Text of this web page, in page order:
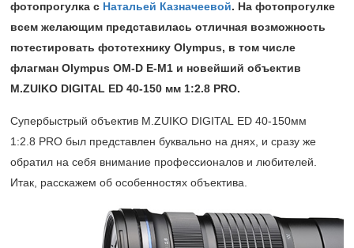
фотопрогулка с Натальей Казначеевой. На фотопрогулке
всем желающим представилась отличная возможность
потестировать фототехнику Olympus, в том числе
флагман Olympus OM-D E-M1 и новейший объектив
M.ZUIKO DIGITAL ED 40-150 мм 1:2.8 PRO.
Супербыстрый объектив M.ZUIKO DIGITAL ED 40-150мм
1:2.8 PRO был представлен буквально на днях, и сразу же
обратил на себя внимание профессионалов и любителей.
Итак, расскажем об особенностях объектива.